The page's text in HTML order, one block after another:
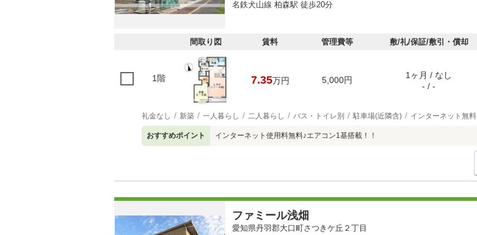
名鉄犬山線 柏森駅 徒歩20分
間取り図 賃料 管理費等 敷/礼/保証/敷引・償却
1階 7.35万円 5,000円
1ヶ月 / なし
- / -
礼金なし 新築 一人暮らし 二人暮らし バス・トイレ別 駐車場(近隣含) インターネット無料
おすすめポイント インターネット使用料無料♪エアコン1基搭載！！
ファミール浅畑
愛知県丹羽郡大口町さつきケ丘２丁目